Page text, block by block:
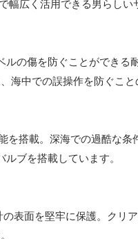
広く活用できる男らしい
の傷を防ぐことができ
中での誤操作を防ぐこ
を搭載。深海での過酷な
ブを搭載しています。
表面を堅牢に保護。クリ